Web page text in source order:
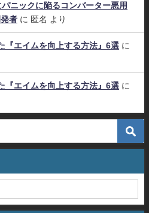
ニックに陥るコンバーター悪用
者 に 匿名 より
『エイムを向上する方法』6選 に
『エイムを向上する方法』6選 に